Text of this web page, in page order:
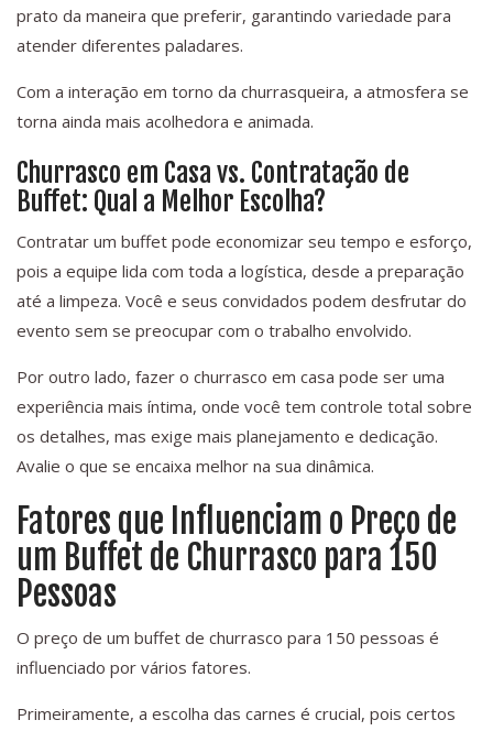
prato da maneira que preferir, garantindo variedade para
atender diferentes paladares.
Com a interação em torno da churrasqueira, a atmosfera se
torna ainda mais acolhedora e animada.
Churrasco em Casa vs. Contratação de
Buffet: Qual a Melhor Escolha?
Contratar um buffet pode economizar seu tempo e esforço,
pois a equipe lida com toda a logística, desde a preparação
até a limpeza. Você e seus convidados podem desfrutar do
evento sem se preocupar com o trabalho envolvido.
Por outro lado, fazer o churrasco em casa pode ser uma
experiência mais íntima, onde você tem controle total sobre
os detalhes, mas exige mais planejamento e dedicação.
Avalie o que se encaixa melhor na sua dinâmica.
Fatores que Influenciam o Preço de
um Buffet de Churrasco para 150
Pessoas
O preço de um buffet de churrasco para 150 pessoas é
influenciado por vários fatores.
Primeiramente, a escolha das carnes é crucial, pois certos